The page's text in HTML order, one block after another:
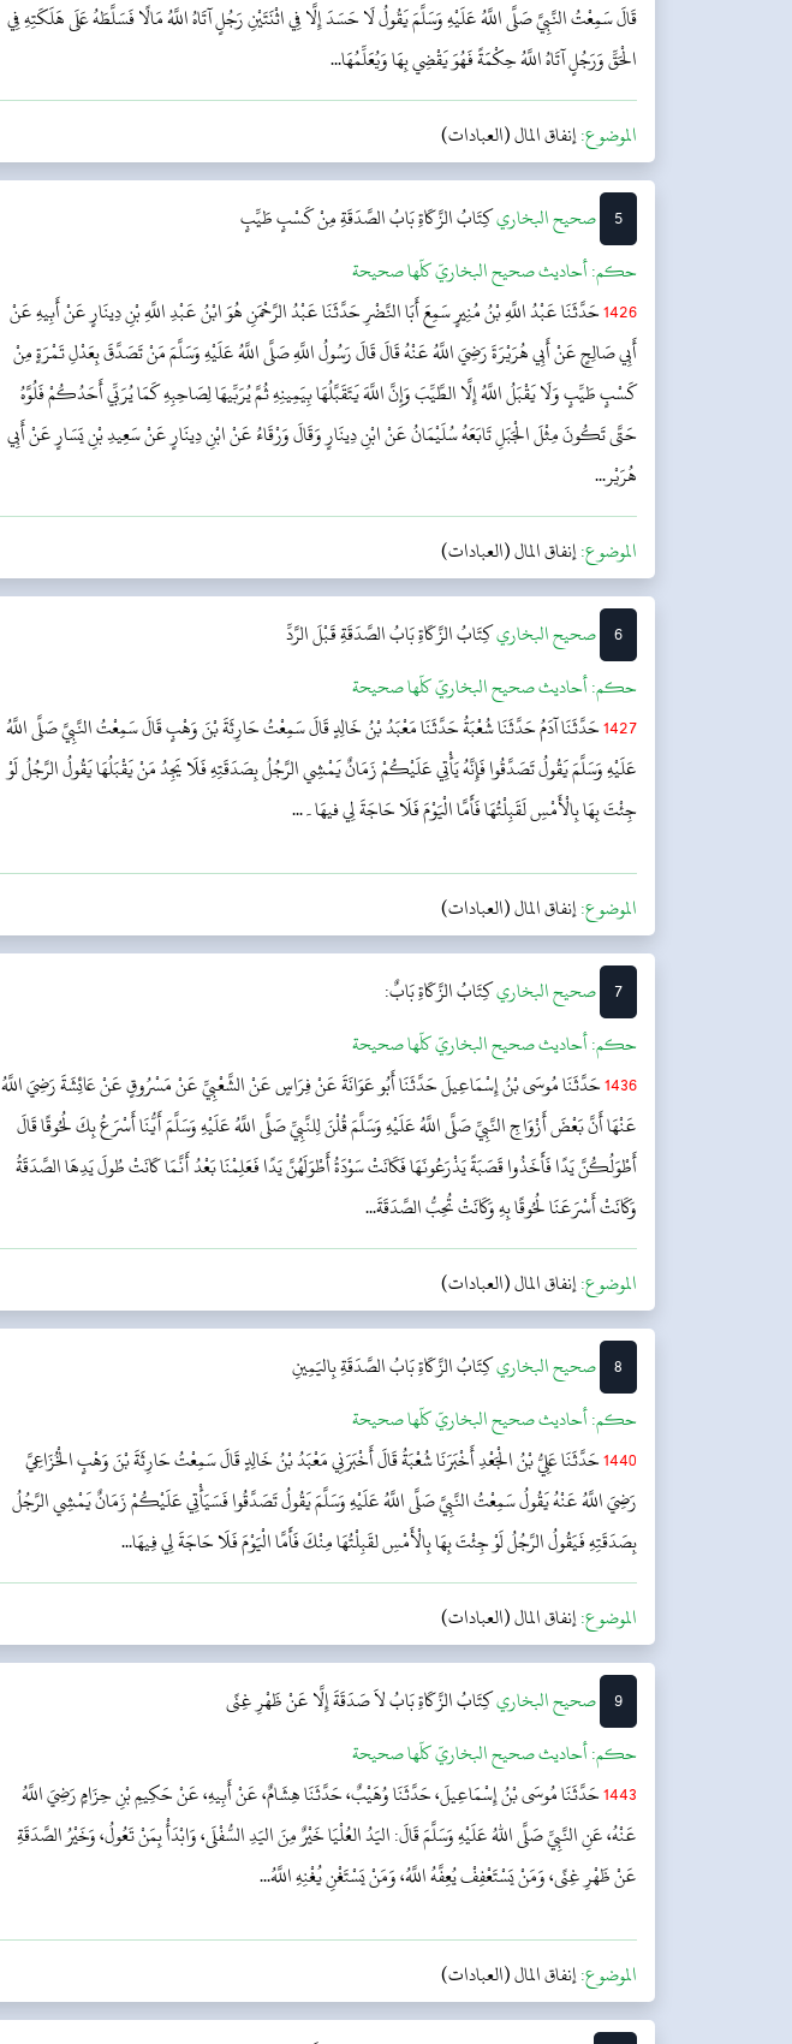
قَالَ سَمِعْتُ النَّبِيَّ صَلَّى اللَّهُ عَلَيْهِ وَسَلَّمَ يَقُولُ لَا حَسَدَ إِلَّا فِي اثْنَتَيْنِ رَجُلٍ آتَاهُ اللَّهُ مَالًا فَسَلَّطَهُ عَلَى هَلَكَتِهِ فِي
الْحَقِّ وَرَجُلٍ آتَاهُ اللَّهُ حِكْمَةً فَهُوَ يَقْضِي بِهَا وَيُعَلِّمُهَا...
الموضوع:إنفاق المال (العبادات)
5 ‌‌صحيح البخاريكِتَابُ الزَّكَاةِبَابُ الصَّدَقَةِ مِنْ كَسْبٍ طَيِّبٍ
حکم:أحاديث صحيح البخاريّ كلّها صحيحة
1426حَدَّثَنَا عَبْدُ اللَّهِ بْنُ مُنِيرٍ سَمِعَ أَبَا النَّضْرِ حَدَّثَنَا عَبْدُ الرَّحْمَنِ هُوَ ابْنُ عَبْدِ اللَّهِ بْنِ دِينَارٍ عَنْ أَبِيهِ عَنْ
أَبِي صَالِحٍ عَنْ أَبِي هُرَيْرَةَ رَضِيَ اللَّهُ عَنْهُ قَالَ قَالَ رَسُولُ اللَّهِ صَلَّى اللَّهُ عَلَيْهِ وَسَلَّمَ مَنْ تَصَدَّقَ بِعَدْلِ تَمْرَةٍ مِنْ
كَسْبٍ طَيِّبٍ وَلَا يَقْبَلُ اللَّهُ إِلَّا الطَّيِّبَ وَإِنَّ اللَّهَ يَتَقَبَّلُهَا بِيَمِينِهِ ثُمَّ يُرَبِّيهَا لِصَاحِبِهِ كَمَا يُرَبِّي أَحَدُكُمْ فَلُوَّهُ
حَتَّى تَكُونَ مِثْلَ الْجَبَلِ تَابَعَهُ سُلَيْمَانُ عَنْ ابْنِ دِينَارٍ وَقَالَ وَرْقَاءُ عَنْ ابْنِ دِينَارٍ عَنْ سَعِيدِ بْنِ يَسَارٍ عَنْ أَبِي
هُرَيْر...
الموضوع:إنفاق المال (العبادات)
6 ‌‌صحيح البخاريكِتَابُ الزَّكَاةِبَابُ الصَّدَقَةِ قَبْلَ الرَّدِّ
حکم:أحاديث صحيح البخاريّ كلّها صحيحة
1427حَدَّثَنَا آدَمُ حَدَّثَنَا شُعْبَةُ حَدَّثَنَا مَعْبَدُ بْنُ خَالِدٍ قَالَ سَمِعْتُ حَارِثَةَ بْنَ وَهْبٍ قَالَ سَمِعْتُ النَّبِيَّ صَلَّى اللَّهُ
عَلَيْهِ وَسَلَّمَ يَقُولُ تَصَدَّقُوا فَإِنَّهُ يَأْتِي عَلَيْكُمْ زَمَانٌ يَمْشِي الرَّجُلُ بِصَدَقَتِهِ فَلَا يَجِدُ مَنْ يَقْبَلُهَا يَقُولُ الرَّجُلُ لَوْ
جِئْتَ بِهَا بِالْأَمْسِ لَقَبِلْتُهَا فَأَمَّا الْيَوْمَ فَلَا حَاجَةَ لِي فیهَا۔...
الموضوع:إنفاق المال (العبادات)
7 ‌‌صحيح البخاريكِتَابُ الزَّكَاةِبَابٌ:
حکم:أحاديث صحيح البخاريّ كلّها صحيحة
1436حَدَّثَنَا مُوسَى بْنُ إِسْمَاعِيلَ حَدَّثَنَا أَبُو عَوَانَةَ عَنْ فِرَاسٍ عَنْ الشَّعْبِيِّ عَنْ مَسْرُوقٍ عَنْ عَائِشَةَ رَضِيَ اللَّهُ
عَنْهَا أَنَّ بَعْضَ أَزْوَاجِ النَّبِيِّ صَلَّى اللَّهُ عَلَيْهِ وَسَلَّمَ قُلْنَ لِلنَّبِيِّ صَلَّى اللَّهُ عَلَيْهِ وَسَلَّمَ أَيُّنَا أَسْرَعُ بِكَ لُحُوقًا قَالَ
أَطْوَلُكُنَّ يَدًا فَأَخَذُوا قَصَبَةً يَذْرَعُونَهَا فَكَانَتْ سَوْدَةُ أَطْوَلَهُنَّ يَدًا فَعَلِمْنَا بَعْدُ أَنَّمَا كَانَتْ طُولَ يَدِهَا الصَّدَقَةُ
وَكَانَتْ أَسْرَعَنَا لُحُوقًا بِهِ وَكَانَتْ تُحِبُّ الصَّدَقَةَ...
الموضوع:إنفاق المال (العبادات)
8 ‌‌صحيح البخاريكِتَابُ الزَّكَاةِبَابُ الصَّدَقَةِ بِاليَمِينِ
حکم:أحاديث صحيح البخاريّ كلّها صحيحة
1440حَدَّثَنَا عَلِيُّ بْنُ الْجَعْدِ أَخْبَرَنَا شُعْبَةُ قَالَ أَخْبَرَنِي مَعْبَدُ بْنُ خَالِدٍ قَالَ سَمِعْتُ حَارِثَةَ بْنَ وَهْبٍ الْخُزَاعِيَّ
رَضِيَ اللَّهُ عَنْهُ يَقُولُ سَمِعْتُ النَّبِيَّ صَلَّى اللَّهُ عَلَيْهِ وَسَلَّمَ يَقُولُ تَصَدَّقُوا فَسَيَأْتِي عَلَيْكُمْ زَمَانٌ يَمْشِي الرَّجُلُ
بِصَدَقَتِهِ فَيَقُولُ الرَّجُلُ لَوْ جِئْتَ بِهَا بِالْأَمْسِ لقَبِلْتُهَا مِنْكَ فَأَمَّا الْيَوْمَ فَلَا حَاجَةَ لِي فِيهَا...
الموضوع:إنفاق المال (العبادات)
9 ‌‌صحيح البخاريكِتَابُ الزَّكَاةِبَابُ لاَ صَدَقَةَ إِلَّا عَنْ ظَهْرِ غِنًى
حکم:أحاديث صحيح البخاريّ كلّها صحيحة
1443حَدَّثَنَا مُوسَى بْنُ إِسْمَاعِيلَ، حَدَّثَنَا وُهَيْبٌ، حَدَّثَنَا هِشَامٌ، عَنْ أَبِيهِ، عَنْ حَكِيمِ بْنِ حِزَامٍ رَضِيَ اللَّهُ
عَنْهُ، عَنِ النَّبِيِّ صَلَّى اللهُ عَلَيْهِ وَسَلَّمَ قَالَ: اليَدُ العُلْيَا خَيْرٌ مِنَ اليَدِ السُّفْلَى، وَابْدَأْ بِمَنْ تَعُولُ، وَخَيْرُ الصَّدَقَةِ
عَنْ ظَهْرِ غِنًى، وَمَنْ يَسْتَعْفِفْ يُعِفَّهُ اللَّهُ، وَمَنْ يَسْتَغْنِ يُغْنِهِ اللَّهُ...
الموضوع:إنفاق المال (العبادات)